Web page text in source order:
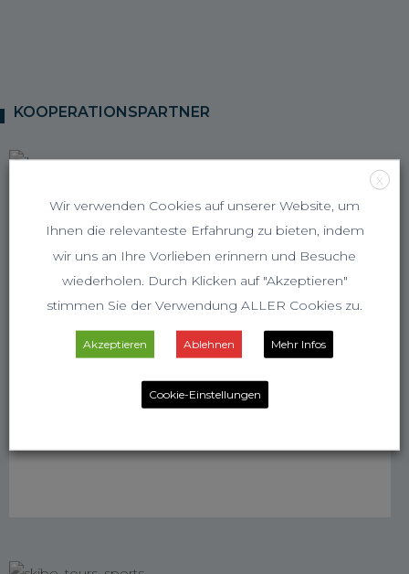
KOOPERATIONSPARTNER
X
Wir verwenden Cookies auf unserer Website, um
Ihnen die relevanteste Erfahrung zu bieten, indem
wir uns an Ihre Vorlieben erinnern und Besuche
wiederholen. Durch Klicken auf "Akzeptieren"
stimmen Sie der Verwendung ALLER Cookies zu.
Akzeptieren Ablehnen Mehr Infos
Cookie-Einstellungen